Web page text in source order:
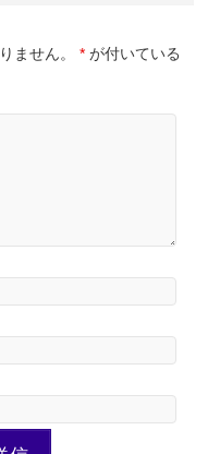
ません。 * が付いている